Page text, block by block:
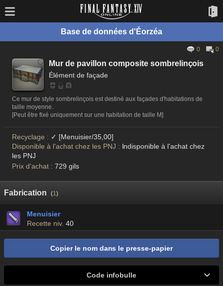
Base de données d'Éorzéa
0 0
Mur de pavillon composite sombrelinçois
Élément de façade
Ce mur de style sombrelinçois est destiné aux façades d'habitations de
taille moyenne.
[Peut être fixé uniquement sur une habitation de taille M]
Recyclage : ✓ [Menuisier/35,00]
Disponible à l'achat chez les PNJ : Indisponible à l'achat chez
les PNJ
Prix d'achat : 729 gils
Fabrication (1)
Menuisier
Recette niv. 40
Copier le nom dans le presse-papier
Code infobulle